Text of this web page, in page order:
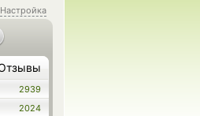
Настройка
2939
2024